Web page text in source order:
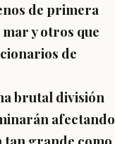
de primera
y otros que
de
brutal división
afectando